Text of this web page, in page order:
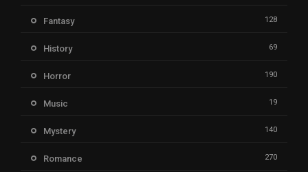
Fantasy 128
History 69
Horror 190
Music 19
Mystery 140
Romance 270